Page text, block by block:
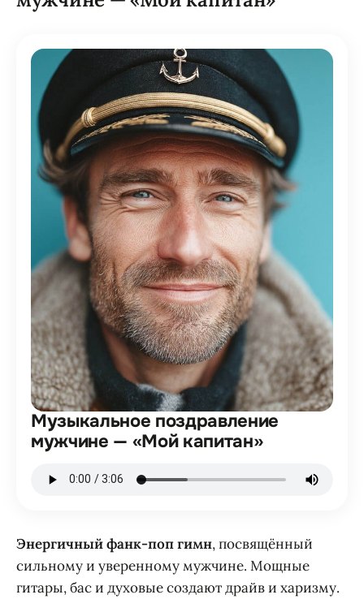
Музыкальное поздравление
мужчине — «Мой капитан»
Энергичный фанк-поп гимн, посвящённый
сильному и уверенному мужчине. Мощные
гитары, бас и духовые создают драйв и харизму.